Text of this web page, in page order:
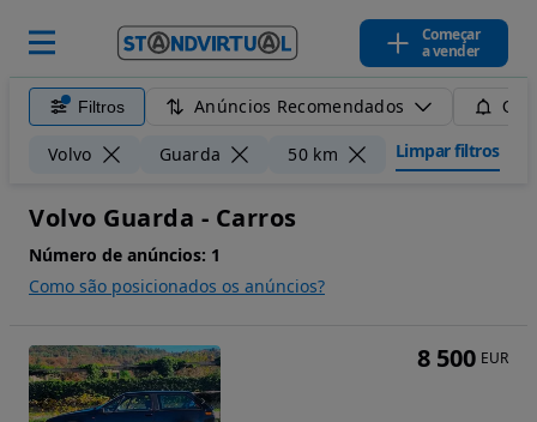
Começar
a vender
Filtros Anúncios Recomendados
Volvo Guarda 50 km Limpar filtros
Volvo Guarda - Carros
Número de anúncios: 1
Como são posicionados os anúncios?
8 500 EUR